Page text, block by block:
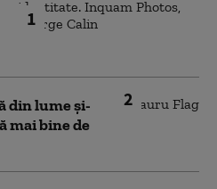
1
2
din lume și-
mai bine de